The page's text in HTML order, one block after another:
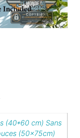
(40*60 cm) Sans
(50x75cm)